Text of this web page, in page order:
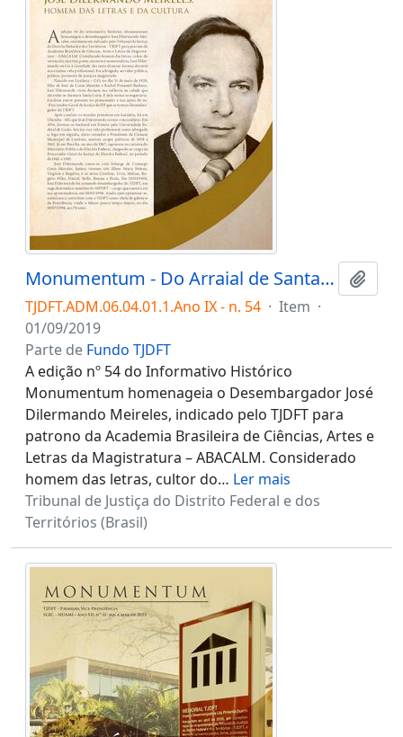
Monumentum - Do Arraial de Santa Luzia a Brasília: uma história sobre o desembargador José Dilermando Meireles, homem das letras e da cultura
TJDFT.ADM.06.04.01.1.Ano IX - n. 54 · Item ·
01/09/2019
Parte de Fundo TJDFT
A edição nº 54 do Informativo Histórico
Monumentum homenageia o Desembargador José
Dilermando Meireles, indicado pelo TJDFT para
patrono da Academia Brasileira de Ciências, Artes e
Letras da Magistratura – ABACALM. Considerado
homem das letras, cultor do… Ler mais
Tribunal de Justiça do Distrito Federal e dos
Territórios (Brasil)